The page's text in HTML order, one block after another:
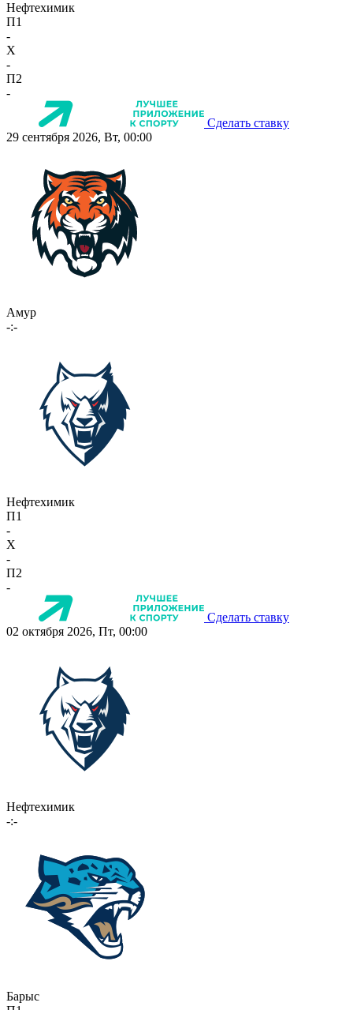
Нефтехимик
П1
-
X
-
П2
-
Сделать ставку
29 сентября 2026, Вт, 00:00
Амур
-:-
Нефтехимик
П1
-
X
-
П2
-
Сделать ставку
02 октября 2026, Пт, 00:00
Нефтехимик
-:-
Барыс